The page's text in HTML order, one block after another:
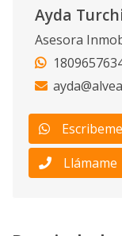
Ayda
Asesora
Llámame